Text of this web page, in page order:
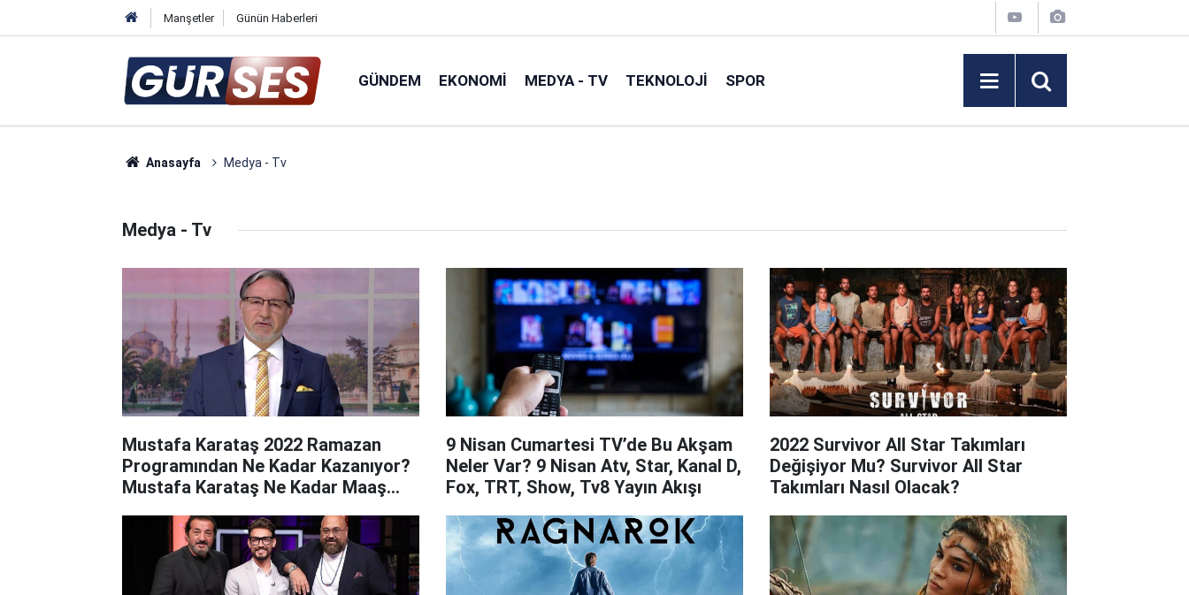
Manşetler Günün Haberleri
GÜNDEM EKONOMI MEDYA - TV TEKNOLOJI SPOR
Anasayfa Medya - Tv
Medya - Tv
Mustafa Karataş 2022 Ramazan
Programından Ne Kadar Kazanıyor?
Mustafa Karataş Ne Kadar Maaş
9 Nisan Cumartesi TV’de Bu Akşam
Neler Var? 9 Nisan Atv, Star, Kanal D,
Fox, TRT, Show, Tv8 Yayın Akışı
2022 Survivor All Star Takımları
Değişiyor Mu? Survivor All Star
Takımları Nasıl Olacak?